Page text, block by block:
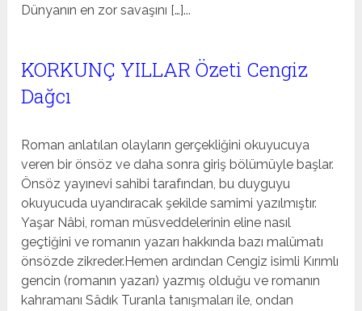
Dünyanın en zor savaşını […]...
KORKUNÇ YILLAR Özeti Cengiz
Dağcı
Roman anlatılan olayların gerçekliğini okuyucuya
veren bir önsöz ve daha sonra giriş bölümüyle başlar.
Önsöz yayınevi sahibi tarafından, bu duyguyu
okuyucuda uyandıracak şekilde samimi yazılmıştır.
Yaşar Nâbi, roman müsveddelerinin eline nasıl
geçtiğini ve romanın yazarı hakkında bazı malûmatı
önsözde zikreder.Hemen ardından Cengiz isimli Kırımlı
gencin (romanın yazarı) yazmış olduğu ve romanın
kahramanı Sâdık Turanla tanışmaları ile, ondan